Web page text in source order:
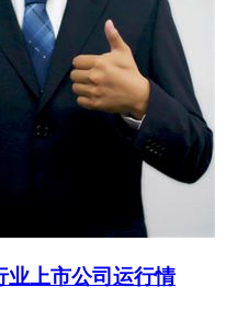
业上市公司运行情